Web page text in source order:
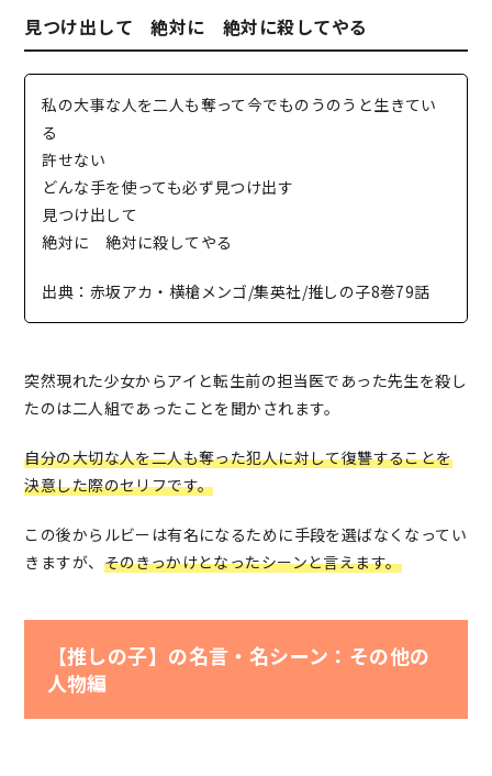
見つけ出して 絶対に 絶対に殺してやる
私の大事な人を二人も奪って今でものうのうと生きてい
る
許せない
どんな手を使っても必ず見つけ出す
見つけ出して
絶対に 絶対に殺してやる
出典：赤坂アカ・横槍メンゴ/集英社/推しの子8巻79話
突然現れた少女からアイと転生前の担当医であった先生を殺し
たのは二人組であったことを聞かされます。
自分の大切な人を二人も奪った犯人に対して復讐することを
決意した際のセリフです。
この後からルビーは有名になるために手段を選ばなくなってい
きますが、 そのきっかけとなったシーンと言えます。
【推しの子】の名言・名シーン：その他の
人物編